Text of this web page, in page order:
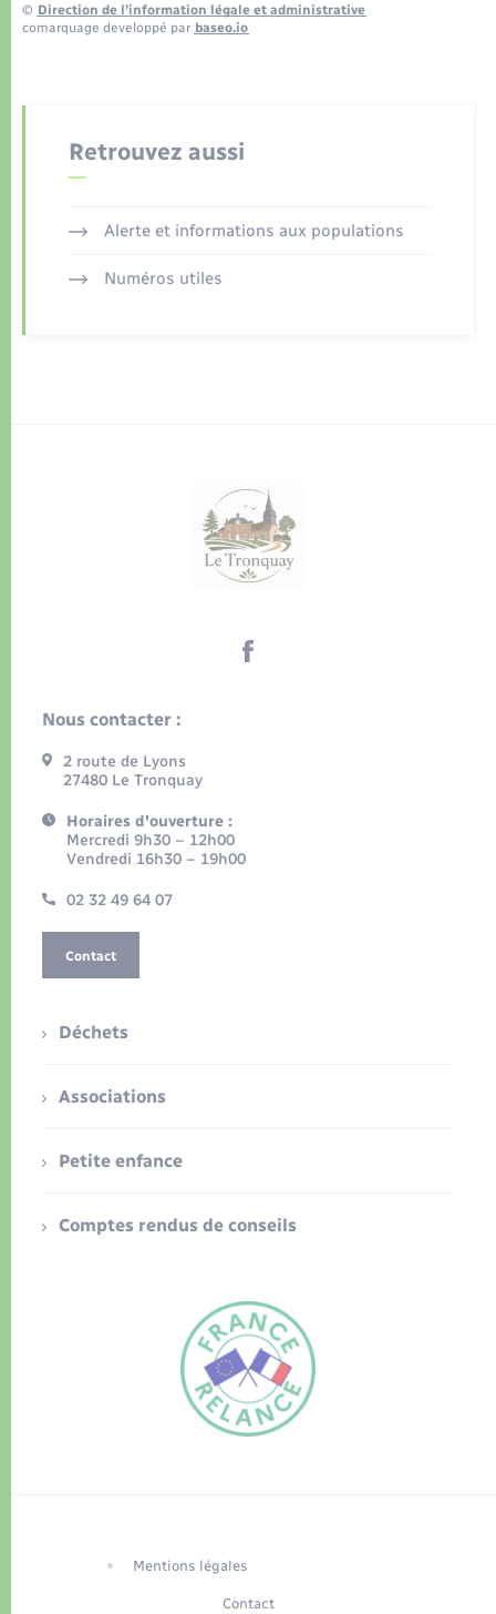
© Direction de l’information légale et administrative
comarquage developpé par baseo.io
Retrouvez aussi
Alerte et informations aux populations
Numéros utiles
Nous contacter :
2 route de Lyons
27480 Le Tronquay
Horaires d'ouverture :
Mercredi 9h30 – 12h00
Vendredi 16h30 – 19h00
02 32 49 64 07
Contact
Déchets
Associations
Petite enfance
Comptes rendus de conseils
Mentions légales
Contact